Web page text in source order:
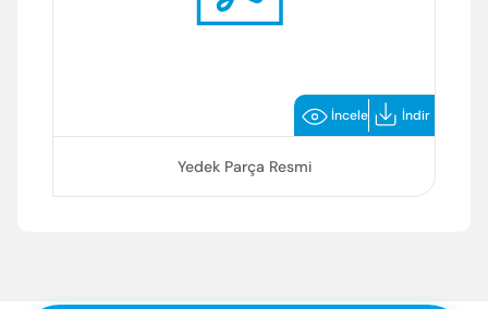
Enter’a basıp arayabilir veya ESC ile kapatabilirsiniz
İncele İndir
Yedek Parça Resmi